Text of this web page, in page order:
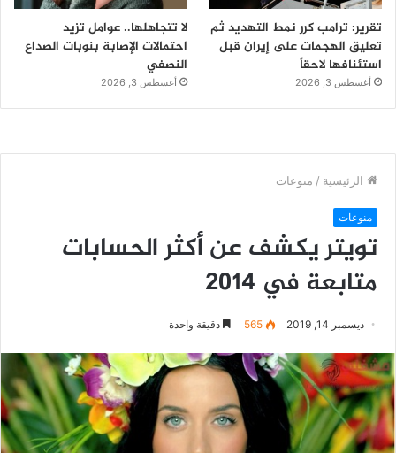
تقرير: ترامب كرر نمط التهديد ثم
تعليق الهجمات على إيران قبل
استئنافها لاحقاً
أغسطس 3, 2026
لا تتجاهلها.. عوامل تزيد
احتمالات الإصابة بنوبات الصداع
النصفي
أغسطس 3, 2026